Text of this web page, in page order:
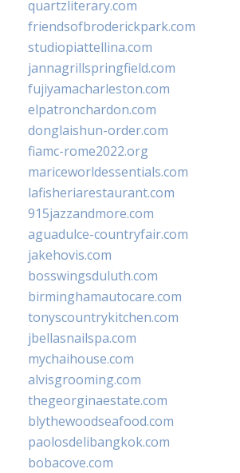
quartzliterary.com
friendsofbroderickpark.com
studiopiattellina.com
jannagrillspringfield.com
fujiyamacharleston.com
elpatronchardon.com
donglaishun-order.com
fiamc-rome2022.org
mariceworldessentials.com
lafisheriarestaurant.com
915jazzandmore.com
aguadulce-countryfair.com
jakehovis.com
bosswingsduluth.com
birminghamautocare.com
tonyscountrykitchen.com
jbellasnailspa.com
mychaihouse.com
alvisgrooming.com
thegeorginaestate.com
blythewoodseafood.com
paolosdelibangkok.com
bobacove.com